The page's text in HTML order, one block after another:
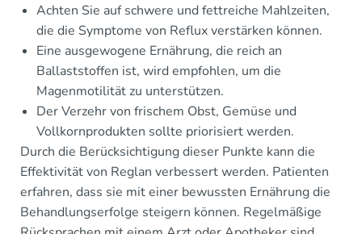
Achten Sie auf schwere und fettreiche Mahlzeiten,
die die Symptome von Reflux verstärken können.
Eine ausgewogene Ernährung, die reich an
Ballaststoffen ist, wird empfohlen, um die
Magenmotilität zu unterstützen.
Der Verzehr von frischem Obst, Gemüse und
Vollkornprodukten sollte priorisiert werden.
Durch die Berücksichtigung dieser Punkte kann die
Effektivität von Reglan verbessert werden. Patienten
erfahren, dass sie mit einer bewussten Ernährung die
Behandlungserfolge steigern können. Regelmäßige